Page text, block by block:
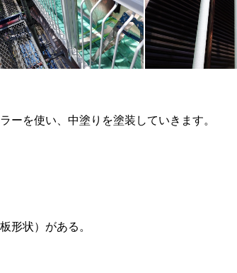
を使い、中塗りを塗装していきます。
形状）がある。